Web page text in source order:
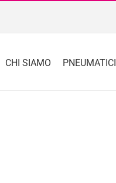
CHI SIAMO PNEUMATICI